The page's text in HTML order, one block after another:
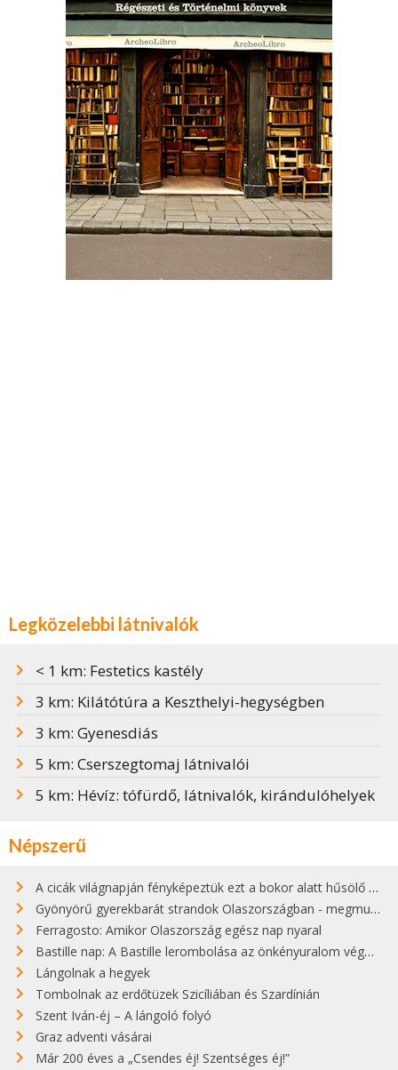
Legközelebbi látnivalók
< 1 km: Festetics kastély
3 km: Kilátótúra a Keszthelyi-hegységben
3 km: Gyenesdiás
5 km: Cserszegtomaj látnivalói
5 km: Hévíz: tófürdő, látnivalók, kirándulóhelyek
Népszerű
A cicák világnapján fényképeztük ezt a bokor alatt hűsölő cicát Kisorosziban
Gyönyörű gyerekbarát strandok Olaszországban - megmutatjuk a 15 legjobbat
Ferragosto: Amikor Olaszország egész nap nyaral
Bastille nap: A Bastille lerombolása az önkényuralom végét jelentette
Lángolnak a hegyek
Tombolnak az erdőtüzek Szicíliában és Szardínián
Szent Iván-éj – A lángoló folyó
Graz adventi vásárai
Már 200 éves a „Csendes éj! Szentséges éj!”